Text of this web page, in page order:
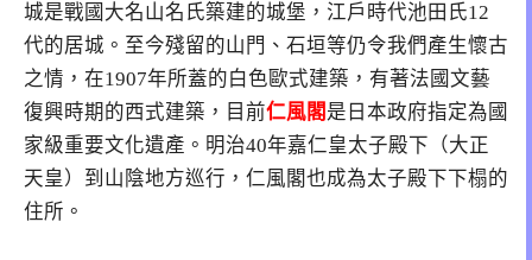
城是戰國大名山名氏築建的城堡，江戶時代池田氏12
代的居城。至今殘留的山門、石垣等仍令我們產生懷古
之情，在1907年所蓋的白色歐式建築，有著法國文藝
復興時期的西式建築，目前仁風閣 是日本政府指定為國
家級重要文化遺產。明治40年嘉仁皇太子殿下（大正
天皇）到山陰地方巡行，仁風閣也成為太子殿下下榻的
住所。